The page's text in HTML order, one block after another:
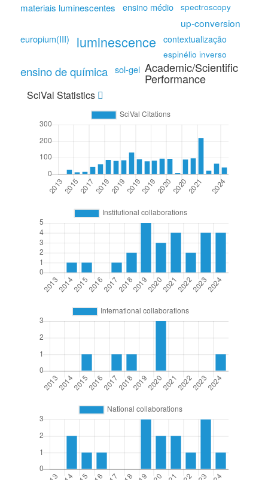
materiais luminescentes
ensino médio spectroscopy
up-conversion
europium(III) luminescence contextualização
espinélio inverso
ensino de química sol-gel Academic/Scientific
Performance
SciVal Statistics